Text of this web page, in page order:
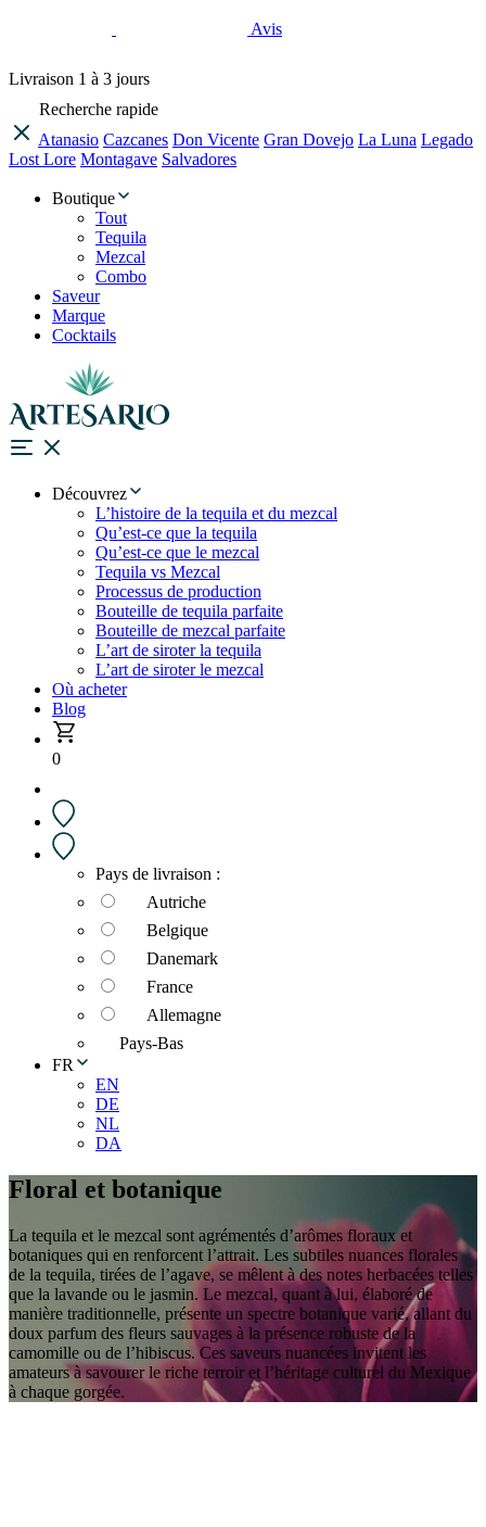
Avis
Livraison 1 à 3 jours
Recherche rapide
Atanasio Cazcanes Don Vicente Gran Dovejo La Luna Legado
Lost Lore Montagave Salvadores
Boutique
Tout
Tequila
Mezcal
Combo
Saveur
Marque
Cocktails
Découvrez
L’histoire de la tequila et du mezcal
Qu’est-ce que la tequila
Qu’est-ce que le mezcal
Tequila vs Mezcal
Processus de production
Bouteille de tequila parfaite
Bouteille de mezcal parfaite
L’art de siroter la tequila
L’art de siroter le mezcal
Où acheter
Blog
0
Pays de livraison :
Autriche
Belgique
Danemark
France
Allemagne
Pays-Bas
FR
EN
DE
NL
DA
Floral et botanique
La tequila et le mezcal sont agrémentés d’arômes floraux et
botaniques qui en renforcent l’attrait. Les subtiles nuances florales
de la tequila, tirées de l’agave, se mêlent à des notes herbacées telles
que la lavande ou le jasmin. Le mezcal, quant à lui, élaboré de
manière traditionnelle, présente un spectre botanique varié, allant du
doux parfum des fleurs sauvages à la présence robuste de la
camomille ou de l’hibiscus. Ces saveurs nuancées invitent les
amateurs à savourer le riche terroir et l’héritage culturel du Mexique
à chaque gorgée.